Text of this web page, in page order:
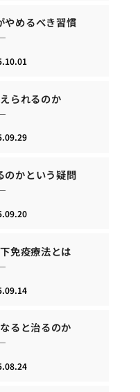
やめるべき習慣
られるのか
のかという疑問
免疫療法とは
ると治るのか